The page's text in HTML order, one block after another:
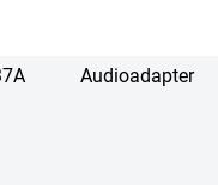
Audioadapter